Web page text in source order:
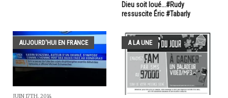
Dieu soit loué...#Rudy
ressuscite Éric #Tabarly
AUJOURD'HUI EN FRANCE
JUIN 17TH, 2014
A LA UNE